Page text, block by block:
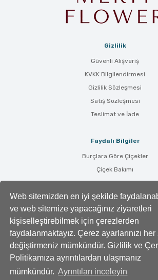
Web sitemizden en iyi şekilde
ve web sitemize yapacağınız ziyaretleri
kişiselleştirebilmek için çerezlerden
faydalanmaktayız. Çerez ayarlarınızı
değiştirmeniz mümkündür. Gizlilik ve
Politikamıza ayrıntılardan ulaşmanız
mümkündür. Ayrıntıları inceleyin
Gizlilik
Güvenli Alışveriş
KVKK Bilgilendirmesi
Gizlilik Sözleşmesi
Satış Sözleşmesi
Teslimat ve İade
Faydalı Bilgiler
Burçlara Göre Çiçekler
Çiçek Bakımı
Çiçek Anlamları
Tüm Blog Yazıları